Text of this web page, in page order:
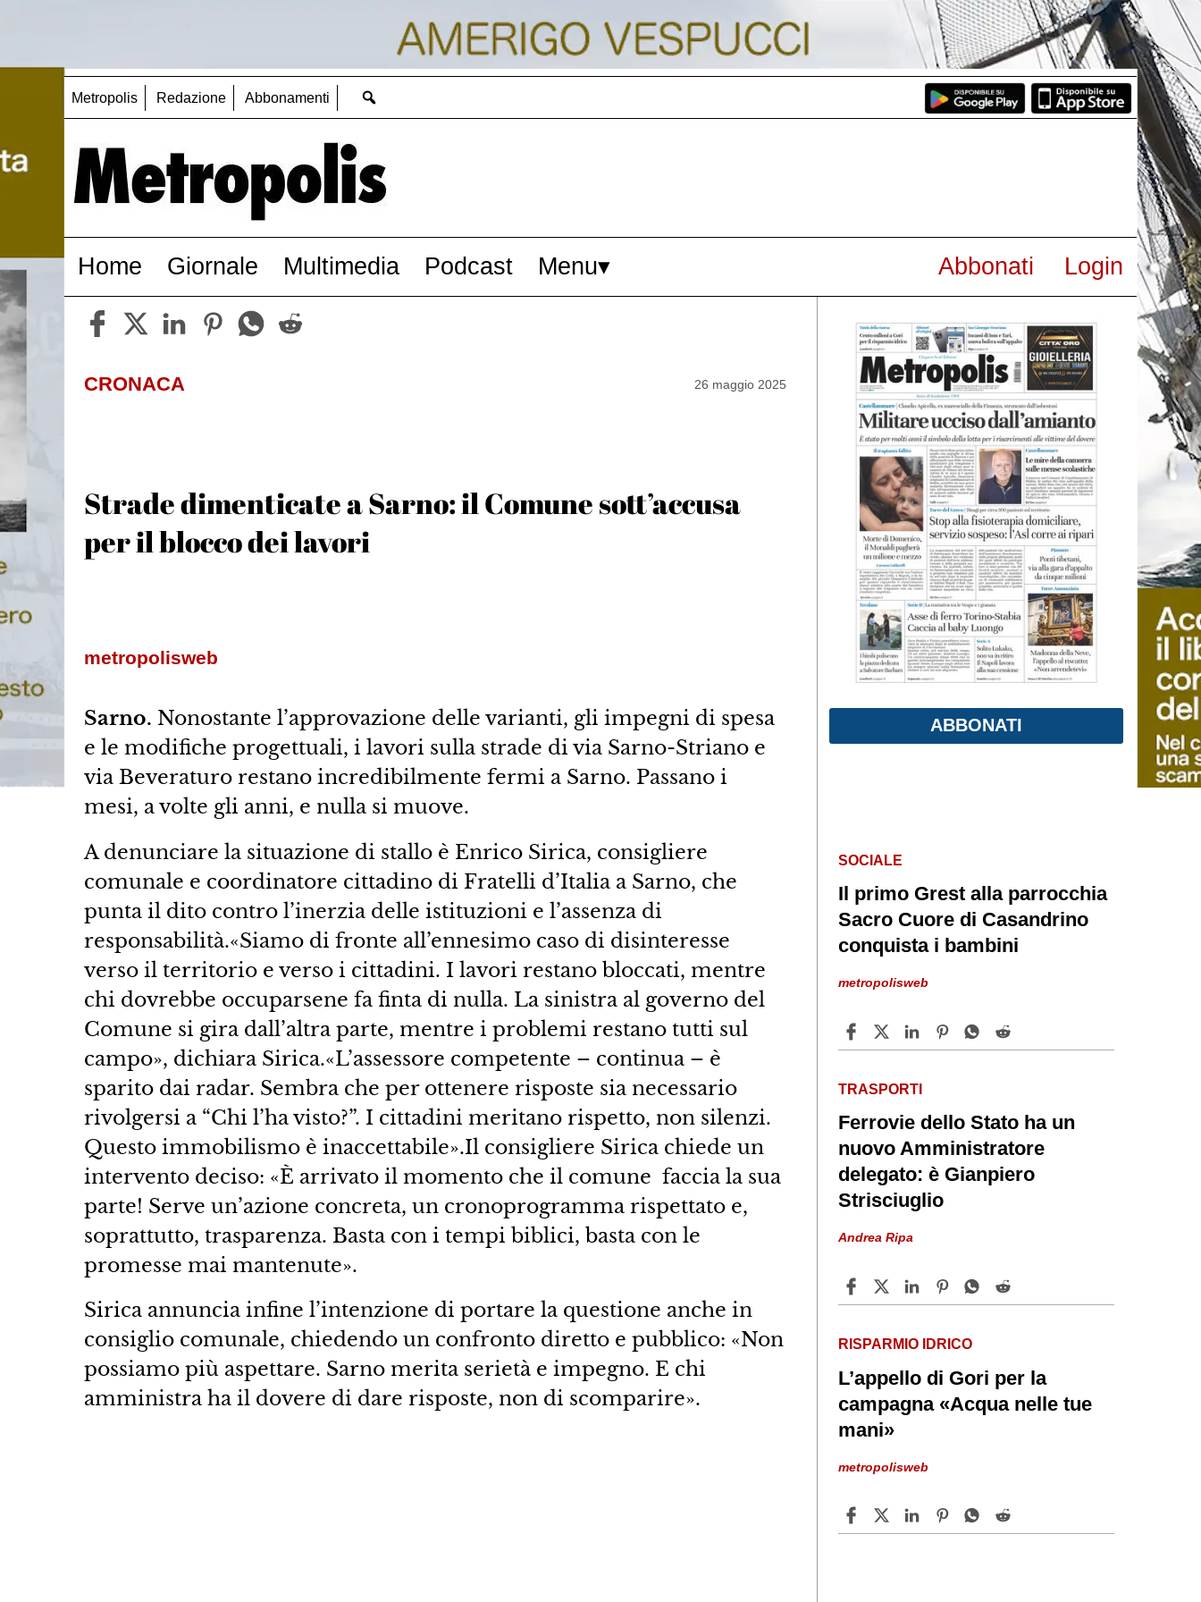
Metropolis Redazione Abbonamenti
Home Giornale Multimedia Podcast Menu Abbonati Login
CRONACA 26 maggio 2025
Strade dimenticate a Sarno: il Comune sott’accusa
per il blocco dei lavori
metropolisweb
Sarno. Nonostante l’approvazione delle varianti, gli impegni di spesa
e le modifiche progettuali, i lavori sulla strade di via Sarno-Striano e
via Beveraturo restano incredibilmente fermi a Sarno. Passano i
mesi, a volte gli anni, e nulla si muove.
A denunciare la situazione di stallo è Enrico Sirica, consigliere
comunale e coordinatore cittadino di Fratelli d’Italia a Sarno, che
punta il dito contro l’inerzia delle istituzioni e l’assenza di
responsabilità.«Siamo di fronte all’ennesimo caso di disinteresse
verso il territorio e verso i cittadini. I lavori restano bloccati, mentre
chi dovrebbe occuparsene fa finta di nulla. La sinistra al governo del
Comune si gira dall’altra parte, mentre i problemi restano tutti sul
campo», dichiara Sirica.«L’assessore competente – continua – è
sparito dai radar. Sembra che per ottenere risposte sia necessario
rivolgersi a “Chi l’ha visto?”. I cittadini meritano rispetto, non silenzi.
Questo immobilismo è inaccettabile».Il consigliere Sirica chiede un
intervento deciso: «È arrivato il momento che il comune faccia la sua
parte! Serve un’azione concreta, un cronoprogramma rispettato e,
soprattutto, trasparenza. Basta con i tempi biblici, basta con le
promesse mai mantenute».
Sirica annuncia infine l’intenzione di portare la questione anche in
consiglio comunale, chiedendo un confronto diretto e pubblico: «Non
possiamo più aspettare. Sarno merita serietà e impegno. E chi
amministra ha il dovere di dare risposte, non di scomparire».
ABBONATI
SOCIALE
Il primo Grest alla parrocchia
Sacro Cuore di Casandrino
conquista i bambini
metropolisweb
TRASPORTI
Ferrovie dello Stato ha un
nuovo Amministratore
delegato: è Gianpiero
Strisciuglio
Andrea Ripa
RISPARMIO IDRICO
L’appello di Gori per la
campagna «Acqua nelle tue
mani»
metropolisweb